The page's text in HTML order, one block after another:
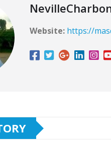
Website: https://